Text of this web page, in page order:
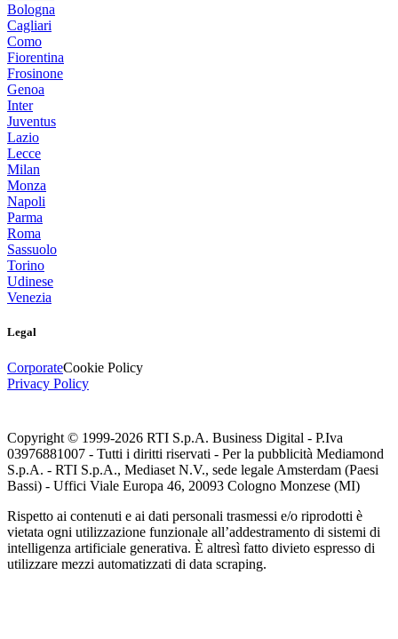
Bologna
Cagliari
Como
Fiorentina
Frosinone
Genoa
Inter
Juventus
Lazio
Lecce
Milan
Monza
Napoli
Parma
Roma
Sassuolo
Torino
Udinese
Venezia
Legal
CorporateCookie Policy
Privacy Policy
Copyright © 1999-2026 RTI S.p.A. Business Digital - P.Iva
03976881007 - Tutti i diritti riservati - Per la pubblicità Mediamond
S.p.A. - RTI S.p.A., Mediaset N.V., sede legale Amsterdam (Paesi
Bassi) - Uffici Viale Europa 46, 20093 Cologno Monzese (MI)
Rispetto ai contenuti e ai dati personali trasmessi e/o riprodotti è
vietata ogni utilizzazione funzionale all’addestramento di sistemi di
intelligenza artificiale generativa. È altresì fatto divieto espresso di
utilizzare mezzi automatizzati di data scraping.